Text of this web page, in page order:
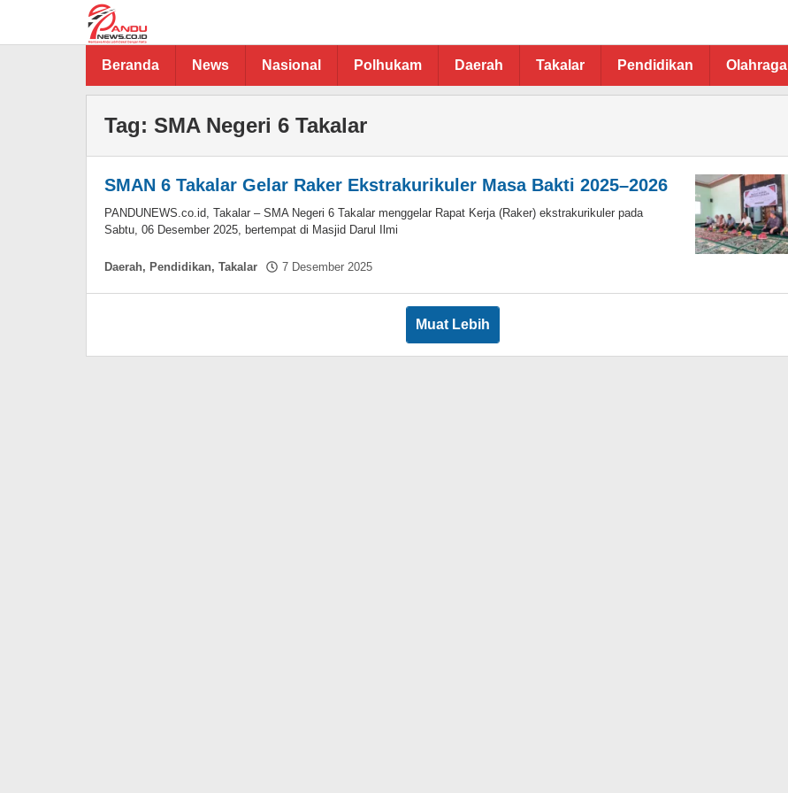
Beranda News Nasional Polhukam Daerah Takalar Pendidikan Olahraga
Tag: SMA Negeri 6 Takalar
SMAN 6 Takalar Gelar Raker Ekstrakurikuler Masa Bakti 2025–2026
PANDUNEWS.co.id, Takalar – SMA Negeri 6 Takalar menggelar Rapat Kerja (Raker) ekstrakurikuler pada
Sabtu, 06 Desember 2025, bertempat di Masjid Darul Ilmi
Daerah, Pendidikan, Takalar 7 Desember 2025
Muat Lebih